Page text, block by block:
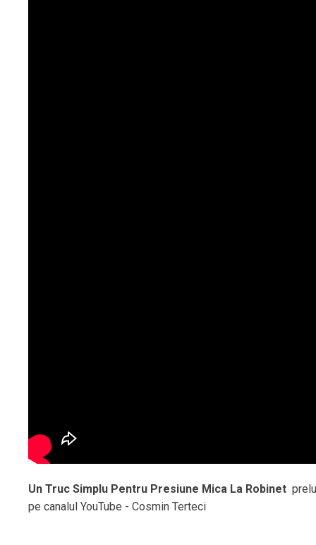
Un Truc Simplu Pentru Presiune Mica La Robinet
pe canalul YouTube - Cosmin Terteci